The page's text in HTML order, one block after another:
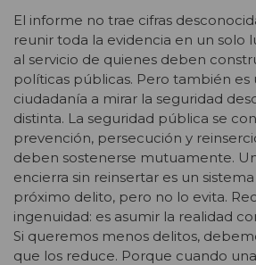
El informe no trae cifras
reunir toda la evidencia en un solo
al servicio de quienes deben
políticas públicas. Pero también es
ciudadanía a mirar la seguridad
distinta. La seguridad pública se
prevención, persecución y
deben sostenerse mutuamente.
encierra sin reinsertar es un
próximo delito, pero no lo evita.
ingenuidad: es asumir la realidad
Si queremos menos delitos,
que los reduce. Porque cuando